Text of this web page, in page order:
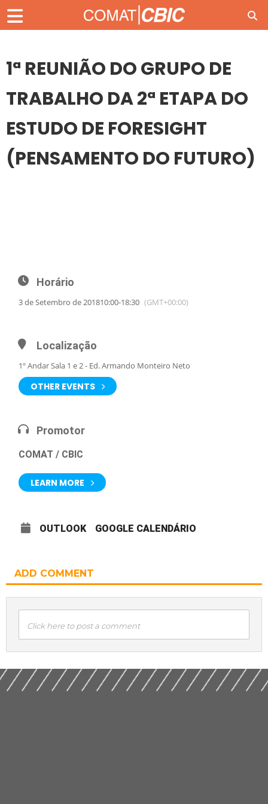
1ª REUNIÃO DO GRUPO DE
TRABALHO DA 2ª ETAPA DO
ESTUDO DE FORESIGHT
(PENSAMENTO DO FUTURO)
Horário
3 de Setembro de 201810:00-18:30 (GMT+00:00)
Localização
1º Andar Sala 1 e 2 - Ed. Armando Monteiro Neto
OTHER EVENTS
Promotor
COMAT / CBIC
LEARN MORE
OUTLOOK GOOGLE CALENDÁRIO
ADD COMMENT
Click here to post a comment